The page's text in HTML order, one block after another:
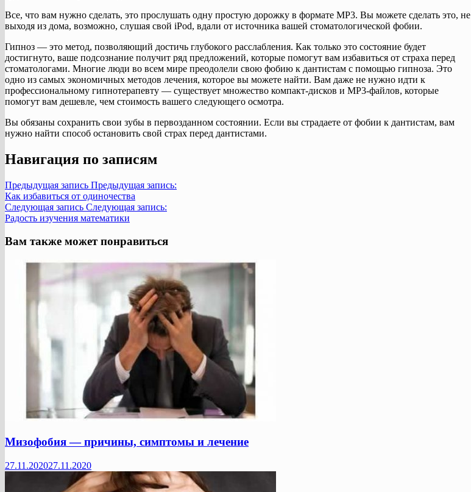
Все, что вам нужно сделать, это прослушать одну простую дорожку в формате MP3. Вы можете сделать это, не
выходя из дома, возможно, слушая свой iPod, вдали от источника вашей стоматологической фобии.
Гипноз — это метод, позволяющий достичь глубокого расслабления. Как только это состояние будет
достигнуто, ваше подсознание получит ряд предложений, которые помогут вам избавиться от страха перед
стоматологами. Многие люди во всем мире преодолели свою фобию к дантистам с помощью гипноза. Это
одно из самых экономичных методов лечения, которое вы можете найти. Вам даже не нужно идти к
профессиональному гипнотерапевту — существует множество компакт-дисков и MP3-файлов, которые
помогут вам дешевле, чем стоимость вашего следующего осмотра.
Вы обязаны сохранить свои зубы в первозданном состоянии. Если вы страдаете от фобии к дантистам, вам
нужно найти способ остановить свой страх перед дантистами.
Навигация по записям
Предыдущая запись Предыдущая запись:
Как избавиться от одиночества
Следующая запись Следующая запись:
Радость изучения математики
Вам также может понравиться
Мизофобия — причины, симптомы и лечение
27.11.202027.11.2020